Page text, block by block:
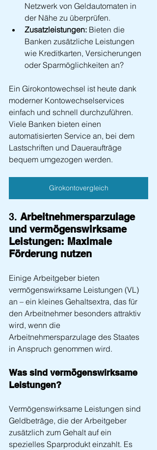
Netzwerk von Geldautomaten in
der Nähe zu überprüfen.
Zusatzleistungen: Bieten die
Banken zusätzliche Leistungen
wie Kreditkarten, Versicherungen
oder Sparmöglichkeiten an?
Ein Girokontowechsel ist heute dank
moderner Kontowechselservices
einfach und schnell durchzuführen.
Viele Banken bieten einen
automatisierten Service an, bei dem
Lastschriften und Daueraufträge
bequem umgezogen werden.
Girokontovergleich
3. Arbeitnehmersparzulage
und vermögenswirksame
Leistungen: Maximale
Förderung nutzen
Einige Arbeitgeber bieten
vermögenswirksame Leistungen (VL)
an – ein kleines Gehaltsextra, das für
den Arbeitnehmer besonders attraktiv
wird, wenn die
Arbeitnehmersparzulage des Staates
in Anspruch genommen wird.
Was sind vermögenswirksame
Leistungen?
Vermögenswirksame Leistungen sind
Geldbeträge, die der Arbeitgeber
zusätzlich zum Gehalt auf ein
spezielles Sparprodukt einzahlt. Es